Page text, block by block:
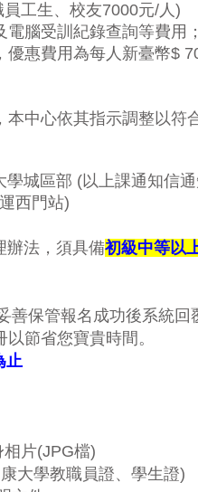
工生、校友7000元/人)
腦受訓紀錄查詢等費用
惠費用為每人新臺幣$
中心依其指示調整以符
學城區部 (以上課通知信
西門站)
辦法，須具備初級中等以
保管報名成功後系統回
節省您寶貴時間。
止
相片(JPG檔)
大學教職員證、學生證)